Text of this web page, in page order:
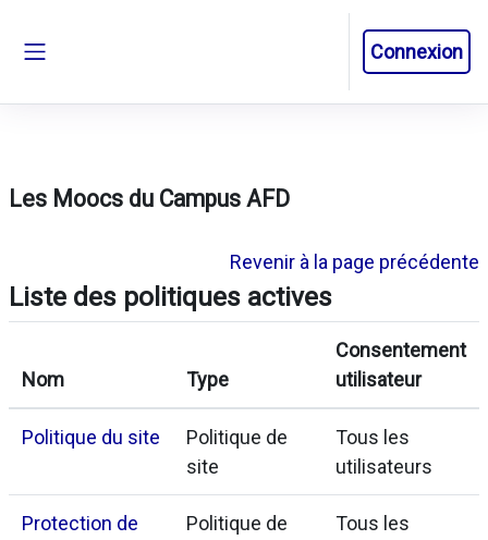
Connexion
Les Moocs du Campus AFD
Revenir à la page précédente
Liste des politiques actives
Nom Type
Consentement
utilisateur
Politique du site
Politique de
site
Tous les
utilisateurs
Protection de
Politique de
Tous les